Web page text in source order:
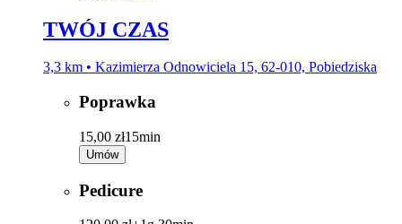
TWÓJ CZAS
3,3 km • Kazimierza Odnowiciela 15, 62-010, Pobiedziska
Poprawka
15,00 zł15min
Umów
Pedicure